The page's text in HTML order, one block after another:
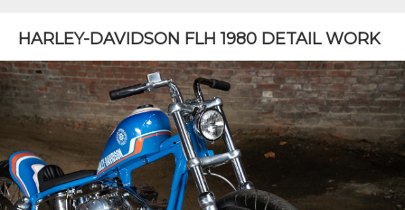
HARLEY-DAVIDSON FLH 1980 DETAIL WORK